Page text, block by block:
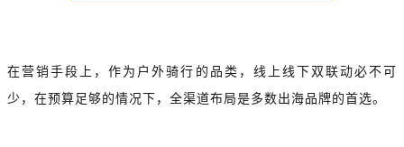
在营销手段上，作为户外骑行的品类，线上线下双联动必不可
少，在预算足够的情况下，全渠道布局是多数出海品牌的首选。